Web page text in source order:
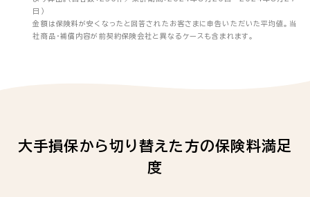
日）
金額は保険料が安くなったと回答されたお客さまに申告いただいた平均値。当
社商品・補償内容が前契約保険会社と異なるケースも含まれます。
大手損保から切り替えた方の保険料満足
度